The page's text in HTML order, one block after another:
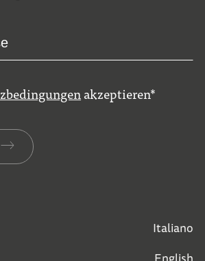
akzeptieren*
Italiano